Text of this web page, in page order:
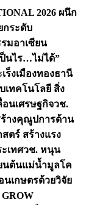
2026 ผนึก
กระดับ
มอาเซียน
นไร…ไม่ได้”
ร็งเมืองทองธานี
เทคโนโลยี สิ่ง
นเศรษฐกิจวช.
ร้างคุณูปการด้าน
ตร์ สร้างแรง
เทศวช. หนุน
ยนต้นแม่น้ำมูลโค
เกษตรด้วยวิจัย